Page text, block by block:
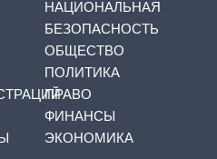
НАЦИОНАЛЬНАЯ
БЕЗОПАСНОСТЬ
ОБЩЕСТВО
ПОЛИТИКА
ПРАВО
ФИНАНСЫ
ЭКОНОМИКА